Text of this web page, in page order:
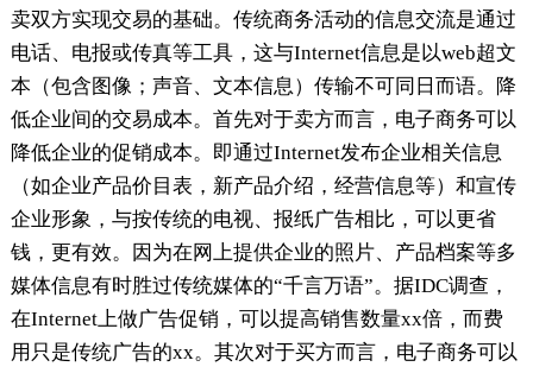
卖双方实现交易的基础。传统商务活动的信息交流是通过
电话、电报或传真等工具，这与Internet信息是以web超文
本（包含图像；声音、文本信息）传输不可同日而语。降
低企业间的交易成本。首先对于卖方而言，电子商务可以
降低企业的促销成本。即通过Internet发布企业相关信息
（如企业产品价目表，新产品介绍，经营信息等）和宣传
企业形象，与按传统的电视、报纸广告相比，可以更省
钱，更有效。因为在网上提供企业的照片、产品档案等多
媒体信息有时胜过传统媒体的“千言万语”。据IDC调查，
在Internet上做广告促销，可以提高销售数量xx倍，而费
用只是传统广告的xx。其次对于买方而言，电子商务可以